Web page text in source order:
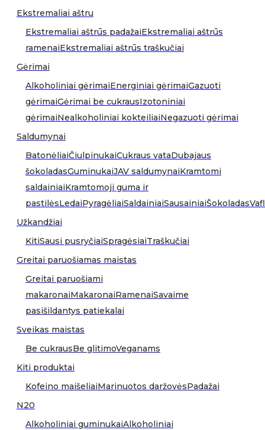
Ekstremaliai aštru
Ekstremaliai aštrūs padažaiEkstremaliai aštrūs
ramenaiEkstremaliai aštrūs traškučiai
Gėrimai
Alkoholiniai gėrimaiEnerginiai gėrimaiGazuoti
gėrimaiGėrimai be cukrausIzotoniniai
gėrimaiNealkoholiniai kokteiliaiNegazuoti gėrimai
Saldumynai
BatonėliaiČiulpinukaiCukraus vataDubajaus
šokoladasGuminukaiJAV saldumynaiKramtomi
saldainiaiKramtomoji guma ir
pastilėsLedaiPyragėliaiSaldainiaiSausainiaiŠokoladas
Užkandžiai
KitiSausi pusryčiaiSpragėsiaiTraškučiai
Greitai paruošiamas maistas
Greitai paruošiami
makaronaiMakaronaiRamenaiSavaime
pasišildantys patiekalai
Sveikas maistas
Be cukrausBe glitimoVeganams
Kiti produktai
Kofeino maišeliaiMarinuotos daržovėsPadažai
N20
Alkoholiniai guminukaiAlkoholiniai